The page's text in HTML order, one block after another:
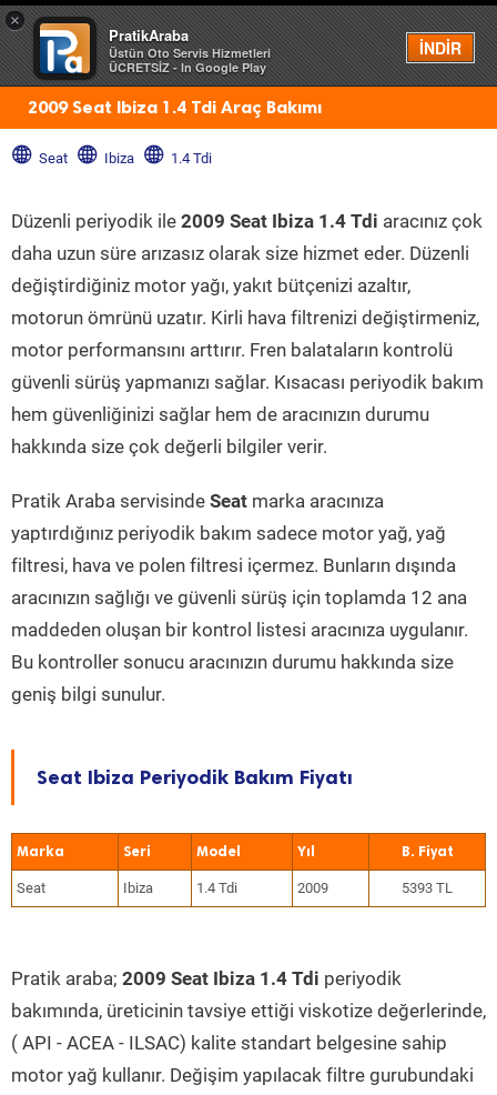
×
PratikAraba
Üstün Oto Servis Hizmetleri
ÜCRETSİZ - In Google Play
İNDİR
Menü
2009 Seat Ibiza 1.4 Tdi Araç Bakımı
Seat Ibiza 1.4 Tdi
Düzenli periyodik ile 2009 Seat Ibiza 1.4 Tdi aracınız çok
daha uzun süre arızasız olarak size hizmet eder. Düzenli
değiştirdiğiniz motor yağı, yakıt bütçenizi azaltır,
motorun ömrünü uzatır. Kirli hava filtrenizi değiştirmeniz,
motor performansını arttırır. Fren balataların kontrolü
güvenli sürüş yapmanızı sağlar. Kısacası periyodik bakım
hem güvenliğinizi sağlar hem de aracınızın durumu
hakkında size çok değerli bilgiler verir.
Pratik Araba servisinde Seat marka aracınıza
yaptırdığınız periyodik bakım sadece motor yağ, yağ
filtresi, hava ve polen filtresi içermez. Bunların dışında
aracınızın sağlığı ve güvenli sürüş için toplamda 12 ana
maddeden oluşan bir kontrol listesi aracınıza uygulanır.
Bu kontroller sonucu aracınızın durumu hakkında size
geniş bilgi sunulur.
Seat Ibiza Periyodik Bakım Fiyatı
Marka Seri Model Yıl
Seat Ibiza 1.4 Tdi 2009 5393 TL
Pratik araba; 2009 Seat Ibiza 1.4 Tdi periyodik
bakımında, üreticinin tavsiye ettiği viskotize değerlerinde,
( API - ACEA - ILSAC) kalite standart belgesine sahip
motor yağ kullanır. Değişim yapılacak filtre gurubundaki